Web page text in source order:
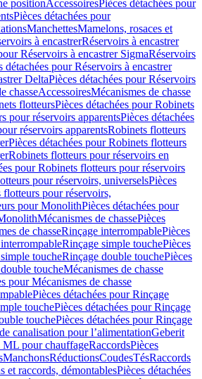
positionAccessoiresPièces détachées pour
Pièces détachées pour
ManchettesMamelons, rosaces et
à encastrerRéservoirs à encastrer
Réservoirs à encastrer SigmaRéservoirs
détachées pour Réservoirs à encastrer
DeltaPièces détachées pour Réservoirs
chasseAccessoiresMécanismes de chasse
flotteursPièces détachées pour Robinets
pour réservoirs apparentsPièces détachées
réservoirs apparentsRobinets flotteurs
Pièces détachées pour Robinets flotteurs
Robinets flotteurs pour réservoirs en
pour Robinets flotteurs pour réservoirs
pour réservoirs, universelsPièces
flotteurs pour réservoirs,
pour MonolithPièces détachées pour
Mécanismes de chassePièces
de chasseRinçage interrompablePièces
Rinçage simple touchePièces
toucheRinçage double touchePièces
toucheMécanismes de chasse
pour Mécanismes de chasse
Pièces détachées pour Rinçage
touchePièces détachées pour Rinçage
touchePièces détachées pour Rinçage
canalisation pour l’alimentationGeberit
ML pour chauffageRaccordsPièces
ManchonsRéductionsCoudesTésRaccords
et raccords, démontablesPièces détachées